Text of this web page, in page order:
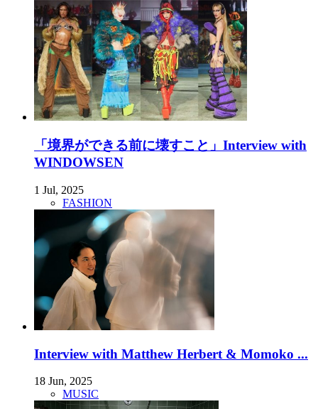
「境界ができる前に壊すこと」Interview with
WINDOWSEN
1 Jul, 2025
FASHION
Interview with Matthew Herbert & Momoko ...
18 Jun, 2025
MUSIC